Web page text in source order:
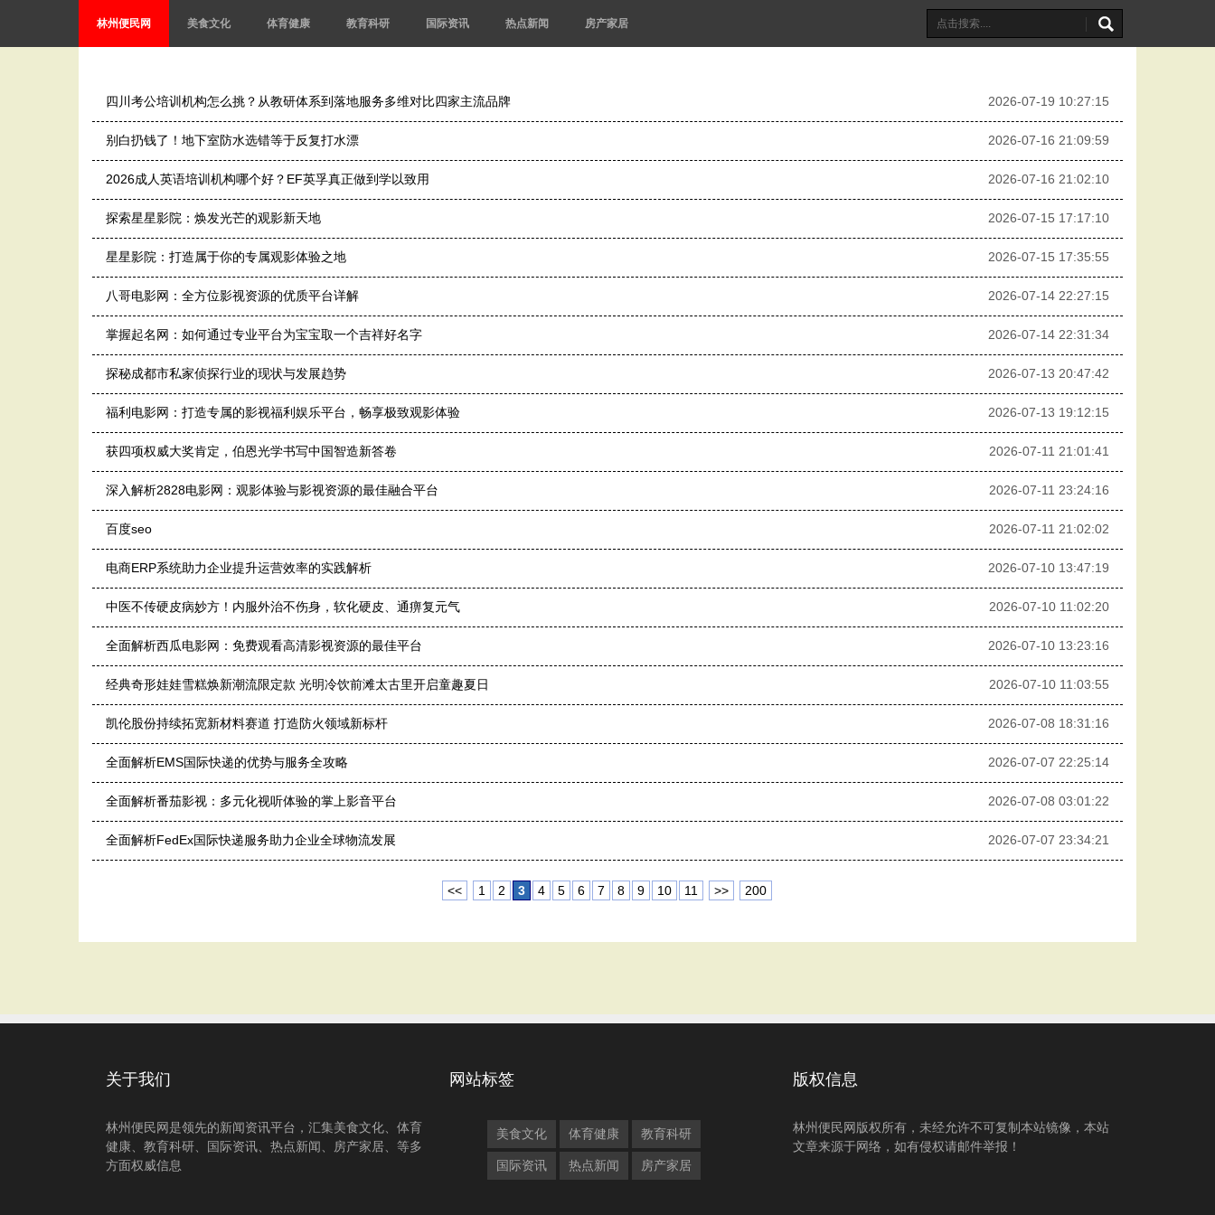
林州便民网 美食文化 体育健康 教育科研 国际资讯 热点新闻 房产家居
四川考公培训机构怎么挑？从教研体系到落地服务多维对比四家主流品牌 2026-07-19 10:27:15
别白扔钱了！地下室防水选错等于反复打水漂 2026-07-16 21:09:59
2026成人英语培训机构哪个好？EF英孚真正做到学以致用 2026-07-16 21:02:10
探索星星影院：焕发光芒的观影新天地 2026-07-15 17:17:10
星星影院：打造属于你的专属观影体验之地 2026-07-15 17:35:55
八哥电影网：全方位影视资源的优质平台详解 2026-07-14 22:27:15
掌握起名网：如何通过专业平台为宝宝取一个吉祥好名字 2026-07-14 22:31:34
探秘成都市私家侦探行业的现状与发展趋势 2026-07-13 20:47:42
福利电影网：打造专属的影视福利娱乐平台，畅享极致观影体验 2026-07-13 19:12:15
获四项权威大奖肯定，伯恩光学书写中国智造新答卷 2026-07-11 21:01:41
深入解析2828电影网：观影体验与影视资源的最佳融合平台 2026-07-11 23:24:16
百度seo 2026-07-11 21:02:02
电商ERP系统助力企业提升运营效率的实践解析 2026-07-10 13:47:19
中医不传硬皮病妙方！内服外治不伤身，软化硬皮、通痹复元气 2026-07-10 11:02:20
全面解析西瓜电影网：免费观看高清影视资源的最佳平台 2026-07-10 13:23:16
经典奇形娃娃雪糕焕新潮流限定款 光明冷饮前滩太古里开启童趣夏日 2026-07-10 11:03:55
凯伦股份持续拓宽新材料赛道 打造防火领域新标杆 2026-07-08 18:31:16
全面解析EMS国际快递的优势与服务全攻略 2026-07-07 22:25:14
全面解析番茄影视：多元化视听体验的掌上影音平台 2026-07-08 03:01:22
全面解析FedEx国际快递服务助力企业全球物流发展 2026-07-07 23:34:21
<< 1 2 3 4 5 6 7 8 9 10 11 >> 200
关于我们
林州便民网是领先的新闻资讯平台，汇集美食文化、体育
健康、教育科研、国际资讯、热点新闻、房产家居、等多
方面权威信息
网站标签
美食文化 体育健康 教育科研
国际资讯 热点新闻 房产家居
版权信息
林州便民网版权所有，未经允许不可复制本站镜像，本站
文章来源于网络，如有侵权请邮件举报！